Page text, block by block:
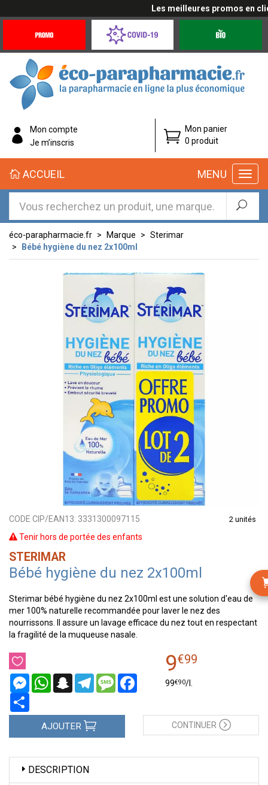
Les meilleures promos en
Offres
Coronavirus
éco-
parapharmacie.fr
éco-
parapharmacie.fr
Mon compte
Je m’inscris
Mon panier
0 produit
MENU
ACCUEIL
éco-parapharmacie.fr Marque
Sterimar
Bébé hygiène du nez 2x100ml
CODE CIP/EAN13: 3331300097115 2 unités
Tenir hors de portée des enfants
STERIMAR
Bébé hygiène du nez 2x100ml
Sterimar bébé hygiène du nez 2x100ml est une solution d'eau de
mer 100% naturelle recommandée pour laver le nez des
nourrissons. Il assure un lavage efficace du nez tout en respectant
la fragilité de la muqueuse nasale.
MessengerWhatsAppSnapchatTelegramMessageFacebook
9€99
99€90/
AJOUTER CONTINUER
DESCRIPTION